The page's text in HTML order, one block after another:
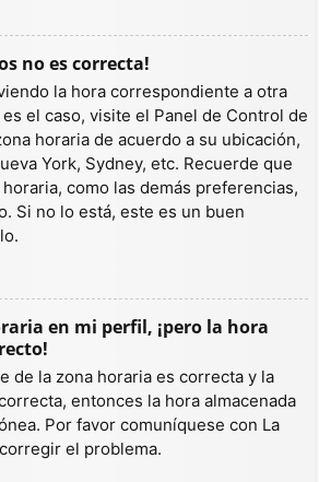
no es correcta!
la hora correspondiente a otra
el caso, visite el Panel de Control de
horaria de acuerdo a su ubicación,
York, Sydney, etc. Recuerde que
como las demás preferencias,
Si no lo está, este es un buen
en mi perfil, ¡pero la hora
de la zona horaria es correcta y la
entonces la hora almacenada
Por favor comuníquese con La
el problema.